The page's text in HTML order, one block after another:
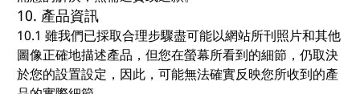
10. 產品資訊
10.1 雖我們已採取合理步驟盡可能以網站所刊照片和其他
圖像正確地描述產品，但您在螢幕所看到的細節，仍取決
於您的設置設定，因此，可能無法確實反映您所收到的產